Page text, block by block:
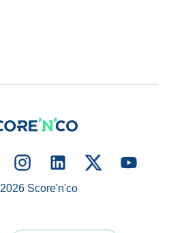
2026Score'n'co